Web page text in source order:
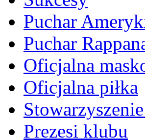
Puchar
Puchar
Oficjalna
Oficjalna piłka
Prezesi klubu